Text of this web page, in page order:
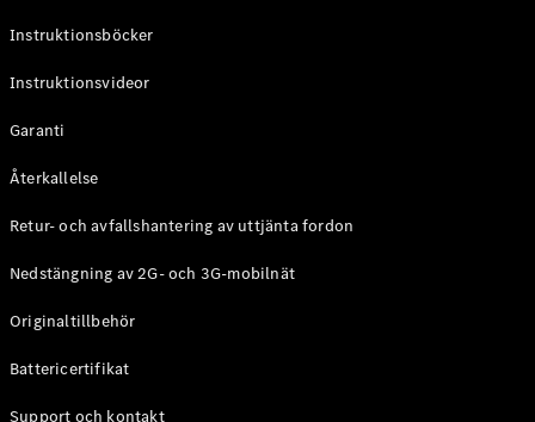
Coupé
Konfigurator
Store
Cabriolet / Roadster
Instruktionsböcker
Instruktionsvideor
Garanti
Återkallelse
Retur- och avfallshantering av uttjänta fordon
Nedstängning av 2G- och 3G-mobilnät
Originaltillbehör
Battericertifikat
Support och kontakt